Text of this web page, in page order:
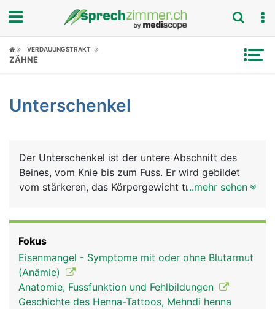
Fokus
Symptome
News
Rubriken
VERDAUUNGSTRAKT
ZÄHNE
Unterschenkel
Der Unterschenkel ist der untere Abschnitt des
Beines, vom Knie bis zum Fuss. Er wird gebildet
vom stärkeren, das Körpergewicht tragenden
Unterschenkelmuskeln sind für die Beugung und
Streckung im Sprunggelenk zuständig und
teilweise auch für die Hebung und Senkung der
Zehen und für die Beugung im Knie.
...mehr sehen
Fokus
Eisenmangel - Symptome mit oder ohne Blutarmut
(Anämie)
Anatomie, Fussfunktion und Fehlbildungen
Geschichte des Henna-Tattoos, Mehndi henna